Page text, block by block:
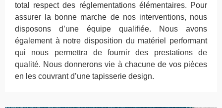
total respect des réglementations élémentaires. Pour
assurer la bonne marche de nos interventions, nous
disposons d’une équipe qualifiée. Nous avons
également à notre disposition du matériel performant
qui nous permettra de fournir des prestations de
qualité. Nous donnerons vie à chacune de vos pièces
en les couvrant d’une tapisserie design.